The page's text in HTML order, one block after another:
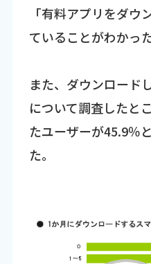
「有料アプリをダウ
ていることがわかった
また、ダウンロード
について調査したと
たユーザーが45.9％
た。